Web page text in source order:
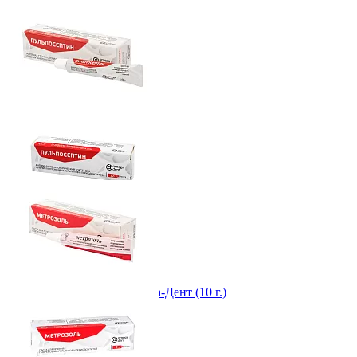
ID: 7036 Арт. 11-06-02000
Паста Пульпосептин, Омега-Дент (10 г.)